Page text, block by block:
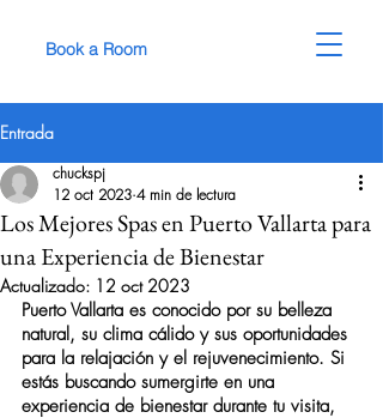
Book a Room
Entrada
Los Mejores Spas en Puerto Vallarta para
una Experiencia de Bienestar
chuckspj
12 oct 2023 4 min de lectura
Actualizado: 12 oct 2023
Puerto Vallarta es conocido por su belleza
natural, su clima cálido y sus oportunidades
para la relajación y el rejuvenecimiento. Si
estás buscando sumergirte en una
experiencia de bienestar durante tu visita,